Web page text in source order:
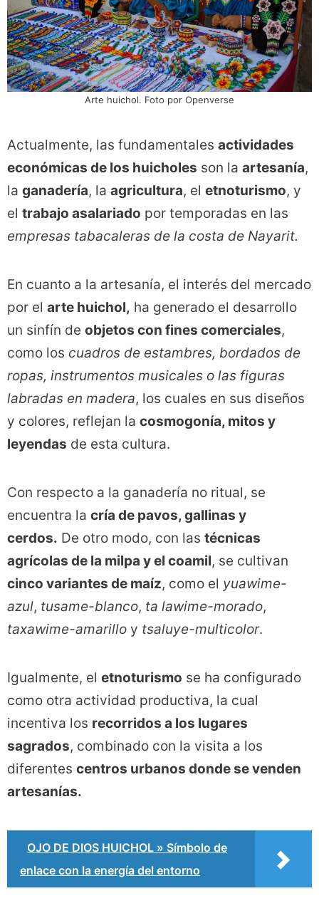
Arte huichol. Foto por Openverse
Actualmente, las fundamentales actividades
económicas de los huicholes son la artesanía,
la ganadería, la agricultura, el etnoturismo, y
el trabajo asalariado por temporadas en las
empresas tabacaleras de la costa de Nayarit.
En cuanto a la artesanía, el interés del mercado
por el arte huichol, ha generado el desarrollo
un sinfín de objetos con fines comerciales,
como los cuadros de estambres, bordados de
ropas, instrumentos musicales o las figuras
labradas en madera, los cuales en sus diseños
y colores, reflejan la cosmogonía, mitos y
leyendas de esta cultura.
Con respecto a la ganadería no ritual, se
encuentra la cría de pavos, gallinas y
cerdos. De otro modo, con las técnicas
agrícolas de la milpa y el coamil, se cultivan
cinco variantes de maíz, como el yuawime-
azul, tusame-blanco, ta lawime-morado,
taxawime-amarillo y tsaluye-multicolor.
Igualmente, el etnoturismo se ha configurado
como otra actividad productiva, la cual
incentiva los recorridos a los lugares
sagrados, combinado con la visita a los
diferentes centros urbanos donde se venden
artesanías.
OJO DE DIOS HUICHOL » Símbolo de
enlace con la energía del entorno